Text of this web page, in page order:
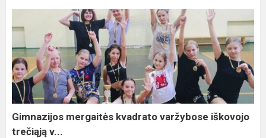
mergaitės
kvadrato
varžybose
iškovojo
trečiąją
v...
Gimnazijos mergaitės kvadrato varžybose iškovojo
trečiąją v...